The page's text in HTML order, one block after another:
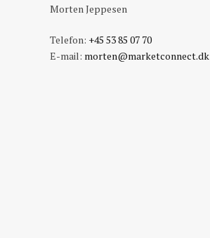
Morten Jeppesen
Telefon: +45 53 85 07 70
E-mail: morten@marketconnect.dk